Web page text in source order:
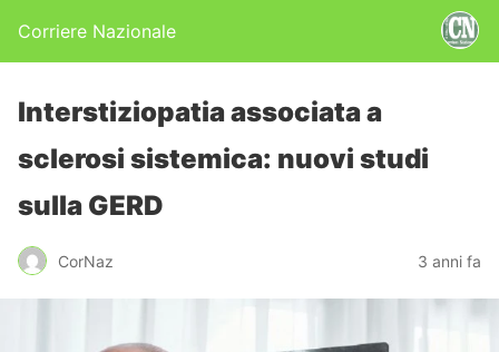
Corriere Nazionale
Interstiziopatia associata a
sclerosi sistemica: nuovi studi
sulla GERD
CorNaz 3 anni fa